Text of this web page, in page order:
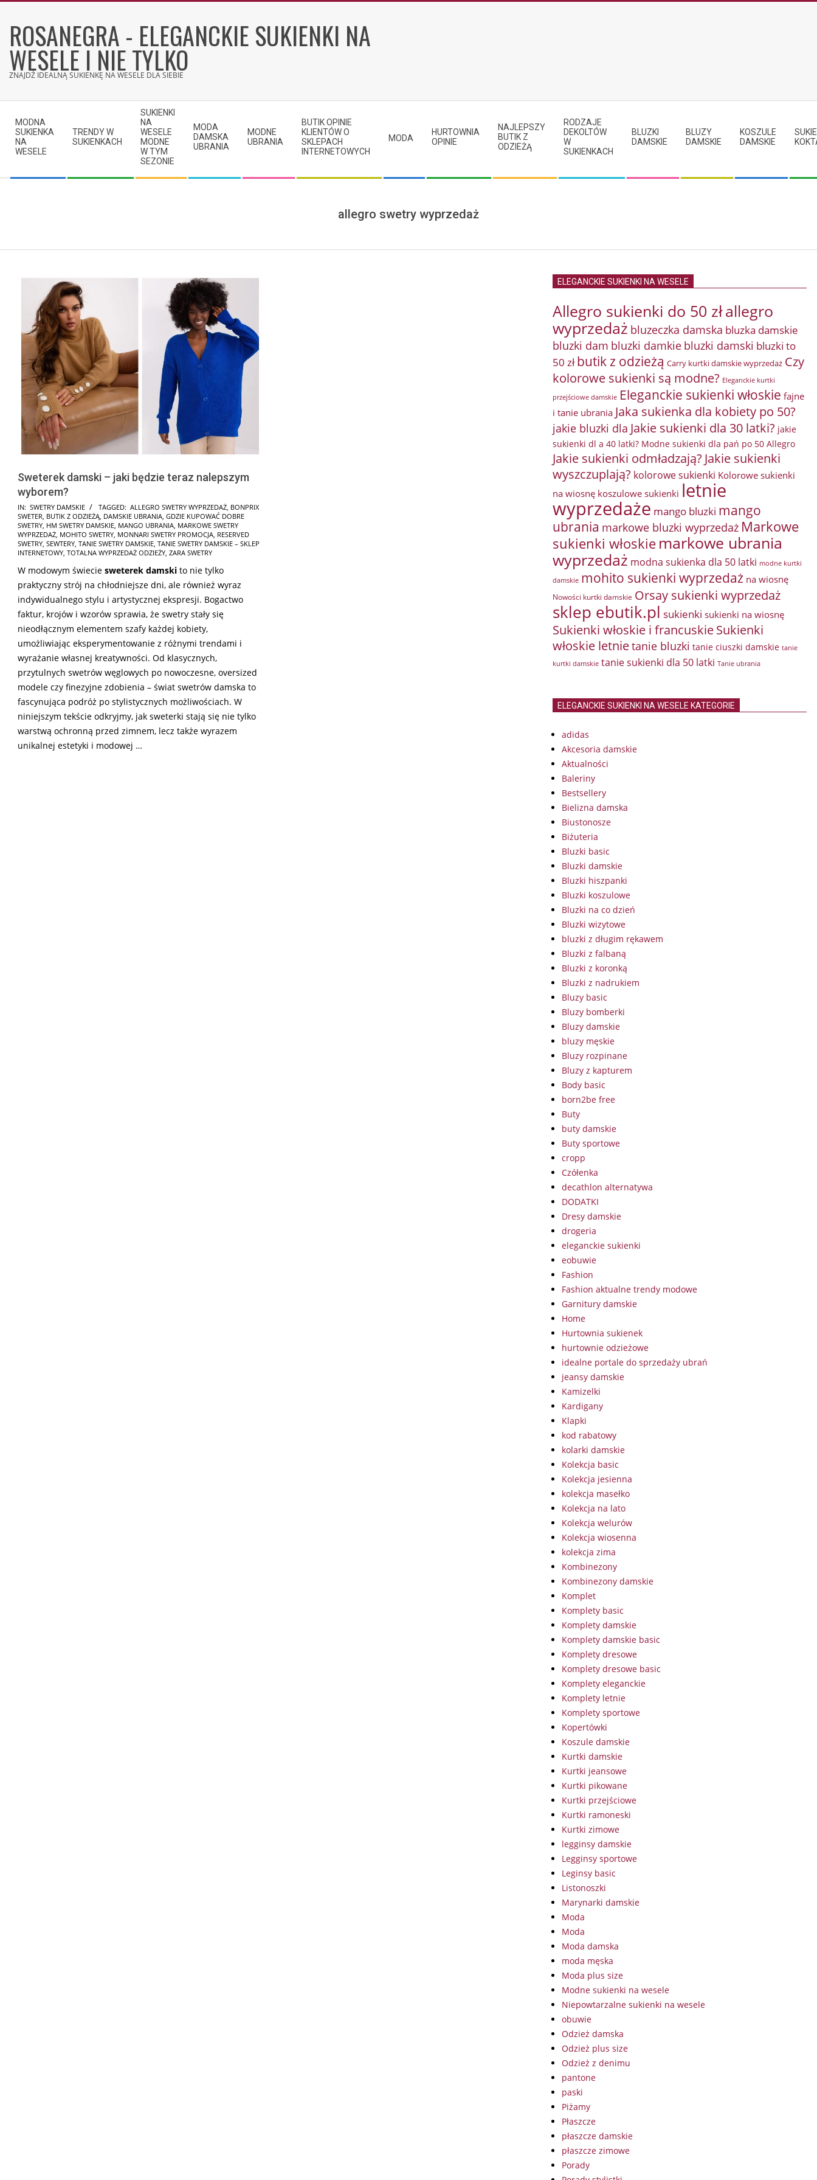
contentROSANEGRA - ELEGANCKIE SUKIENKI NA
WESELE I NIE TYLKO
ZNAJDŹ IDEALNĄ SUKIENKĘ NA WESELE DLA SIEBIE
Navigation
Menu
MODNA
SUKIENKA
NA
WESELE
TRENDY W
SUKIENKACH
SUKIENKI
NA
WESELE
MODNE
W TYM
SEZONIE
MODA
DAMSKA
UBRANIA
MODNE
UBRANIA
BUTIK OPINIE
KLIENTÓW O
SKLEPACH
INTERNETOWYCH
MODA
HURTOWNIA
OPINIE
NAJLEPSZY
BUTIK Z
ODZIEŻĄ
RODZAJE
DEKOLTÓW
W
SUKIENKACH
BLUZKI
DAMSKIE
BLUZY
DAMSKIE
KOSZULE
DAMSKIE
allegro swetry wyprzedaż
Sweterek damski – jaki będzie teraz nalepszym
wyborem?
2024-
10-
08
IN: SWETRY DAMSKIE TAGGED: ALLEGRO SWETRY WYPRZEDAŻ, BONPRIX
SWETER, BUTIK Z ODZIEŻĄ, DAMSKIE UBRANIA, GDZIE KUPOWAĆ DOBRE
SWETRY, HM SWETRY DAMSKIE, MANGO UBRANIA, MARKOWE SWETRY
WYPRZEDAŻ, MOHITO SWETRY, MONNARI SWETRY PROMOCJA, RESERVED
SWETRY, SEWTERY, TANIE SWETRY DAMSKIE, TANIE SWETRY DAMSKIE – SKLEP
INTERNETOWY, TOTALNA WYPRZEDAŻ ODZIEŻY, ZARA SWETRY
W modowym świecie sweterek damski to nie tylko
praktyczny strój na chłodniejsze dni, ale również wyraz
indywidualnego stylu i artystycznej ekspresji. Bogactwo
faktur, krojów i wzorów sprawia, że swetry stały się
nieodłącznym elementem szafy każdej kobiety,
umożliwiając eksperymentowanie z różnymi trendami i
wyrażanie własnej kreatywności. Od klasycznych,
przytulnych swetrów węglowych po nowoczesne, oversized
modele czy finezyjne zdobienia – świat swetrów damska to
fascynująca podróż po stylistycznych możliwościach. W
niniejszym tekście odkryjmy, jak sweterki stają się nie tylko
warstwą ochronną przed zimnem, lecz także wyrazem
unikalnej estetyki i modowej …
ELEGANCKIE SUKIENKI NA WESELE
Allegro sukienki do 50 złallegro
wyprzedaż bluzeczka damska bluzka damskie
bluzki dam bluzki damkie bluzki damski bluzki to
50 zł butik z odzieżą Carry kurtki damskie wyprzedaż Czy
kolorowe sukienki są modne? Eleganckie kurtki
przejściowe damskie Eleganckie sukienki włoskie fajne
i tanie ubrania Jaka sukienka dla kobiety po 50?
jakie bluzki dla Jakie sukienki dla 30 latki? jakie
sukienki dl a 40 latki? Modne sukienki dla pań po 50 Allegro
Jakie sukienki odmładzają? Jakie sukienki
wyszczuplają? kolorowe sukienki Kolorowe sukienki
na wiosnę koszulowe sukienki letnie
wyprzedaże mango bluzki mango
ubrania markowe bluzki wyprzedaż Markowe
sukienki włoskie markowe ubrania
wyprzedaż modna sukienka dla 50 latki modne kurtki
damskie mohito sukienki wyprzedaż na wiosnę
Nowości kurtki damskie Orsay sukienki wyprzedaż
sklep ebutik.pl sukienki sukienki na wiosnę
Sukienki włoskie i francuskieSukienki
włoskie letnietanie bluzki tanie ciuszki damskie tanie
kurtki damskie tanie sukienki dla 50 latki Tanie ubrania
ELEGANCKIE SUKIENKI NA WESELE KATEGORIE
adidas
Akcesoria damskie
Aktualności
Baleriny
Bestsellery
Bielizna damska
Biustonosze
Biżuteria
Bluzki basic
Bluzki damskie
Bluzki hiszpanki
Bluzki koszulowe
Bluzki na co dzień
Bluzki wizytowe
bluzki z długim rękawem
Bluzki z falbaną
Bluzki z koronką
Bluzki z nadrukiem
Bluzy basic
Bluzy bomberki
Bluzy damskie
bluzy męskie
Bluzy rozpinane
Bluzy z kapturem
Body basic
born2be free
Buty
buty damskie
Buty sportowe
cropp
Czółenka
decathlon alternatywa
DODATKI
Dresy damskie
drogeria
eleganckie sukienki
eobuwie
Fashion
Fashion aktualne trendy modowe
Garnitury damskie
Home
Hurtownia sukienek
hurtownie odzieżowe
idealne portale do sprzedaży ubrań
jeansy damskie
Kamizelki
Kardigany
Klapki
kod rabatowy
kolarki damskie
Kolekcja basic
Kolekcja jesienna
kolekcja masełko
Kolekcja na lato
Kolekcja welurów
Kolekcja wiosenna
kolekcja zima
Kombinezony
Kombinezony damskie
Komplet
Komplety basic
Komplety damskie
Komplety damskie basic
Komplety dresowe
Komplety dresowe basic
Komplety eleganckie
Komplety letnie
Komplety sportowe
Kopertówki
Koszule damskie
Kurtki damskie
Kurtki jeansowe
Kurtki pikowane
Kurtki przejściowe
Kurtki ramoneski
Kurtki zimowe
legginsy damskie
Legginsy sportowe
Leginsy basic
Listonoszki
Marynarki damskie
Moda
Moda
Moda damska
moda męska
Moda plus size
Modne sukienki na wesele
Niepowtarzalne sukienki na wesele
obuwie
Odzież damska
Odzież plus size
Odzież z denimu
pantone
paski
Piżamy
Płaszcze
płaszcze damskie
płaszcze zimowe
Porady